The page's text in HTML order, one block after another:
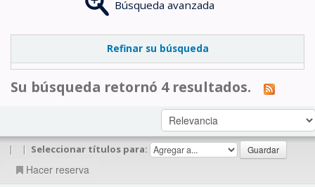
Búsqueda avanzada
Refinar su búsqueda
Su búsqueda retornó 4 resultados.
| | Seleccionar títulos para:
Hacer reserva